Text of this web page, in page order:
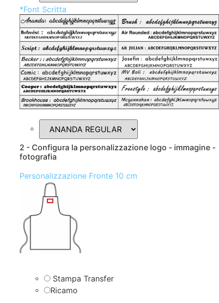
*Font Scritta
2 - Configura la personalizzazione logo - immagine -
fotografia
Personalizzazione Fronte 10 cm
Stampa Transfer
Ricamo